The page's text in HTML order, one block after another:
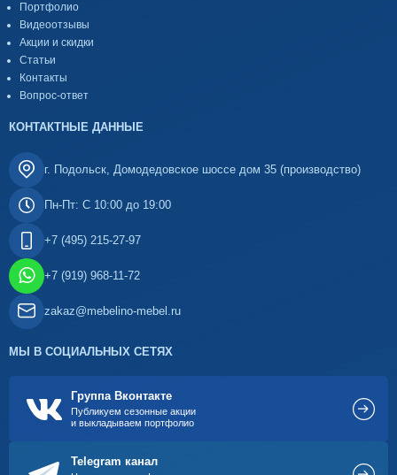
Портфолио
Видеоотзывы
Акции и скидки
Статьи
Контакты
Вопрос-ответ
КОНТАКТНЫЕ ДАННЫЕ
г. Подольск, Домодедовское шоссе дом 35 (производство)
Пн-Пт: С 10:00 до 19:00
+7 (495) 215-27-97
+7 (919) 968-11-72
zakaz@mebelino-mebel.ru
МЫ В СОЦИАЛЬНЫХ СЕТЯХ
Группа Вконтакте
Публикуем сезонные акции
и выкладываем портфолио
Telegram канал